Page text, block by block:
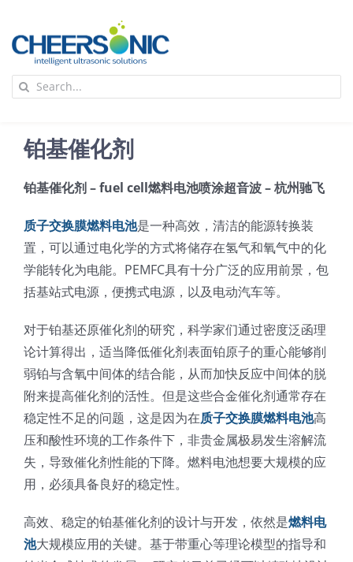
content
应用
技术及原理
光伏技术科普
锂电技术科普
医疗器械技术科普
联系我们
关于我们
中文
Search
铂基催化剂
铂基催化剂 – fuel cell燃料电池喷涂超音波 – 杭州驰飞
质子交换膜燃料电池是一种高效，清洁的能源转换装
置，可以通过电化学的方式将储存在氢气和氧气中的化
学能转化为电能。PEMFC具有十分广泛的应用前景，包
括基站式电源，便携式电源，以及电动汽车等。
对于铂基还原催化剂的研究，科学家们通过密度泛函理
论计算得出，适当降低催化剂表面铂原子的重心能够削
弱铂与含氧中间体的结合能，从而加快反应中间体的脱
附来提高催化剂的活性。但是这些合金催化剂通常存在
稳定性不足的问题，这是因为在质子交换膜燃料电池高
压和酸性环境的工作条件下，非贵金属极易发生溶解流
失，导致催化剂性能的下降。燃料电池想要大规模的应
用，必须具备良好的稳定性。
高效、稳定的铂基催化剂的设计与开发，依然是燃料电
池大规模应用的关键。基于带重心等理论模型的指导和